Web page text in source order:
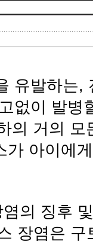
유발하는,
없이 발
의 거의
가 아이에
의 징후
장염은